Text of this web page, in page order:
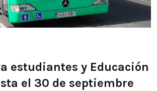
estudiantes y Educación
el 30 de septiembre